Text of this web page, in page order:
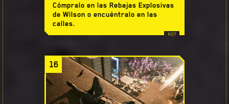
Cómpralo en las Rebajas Explosivas
de Wilson o encuéntralo en las
calles.
16